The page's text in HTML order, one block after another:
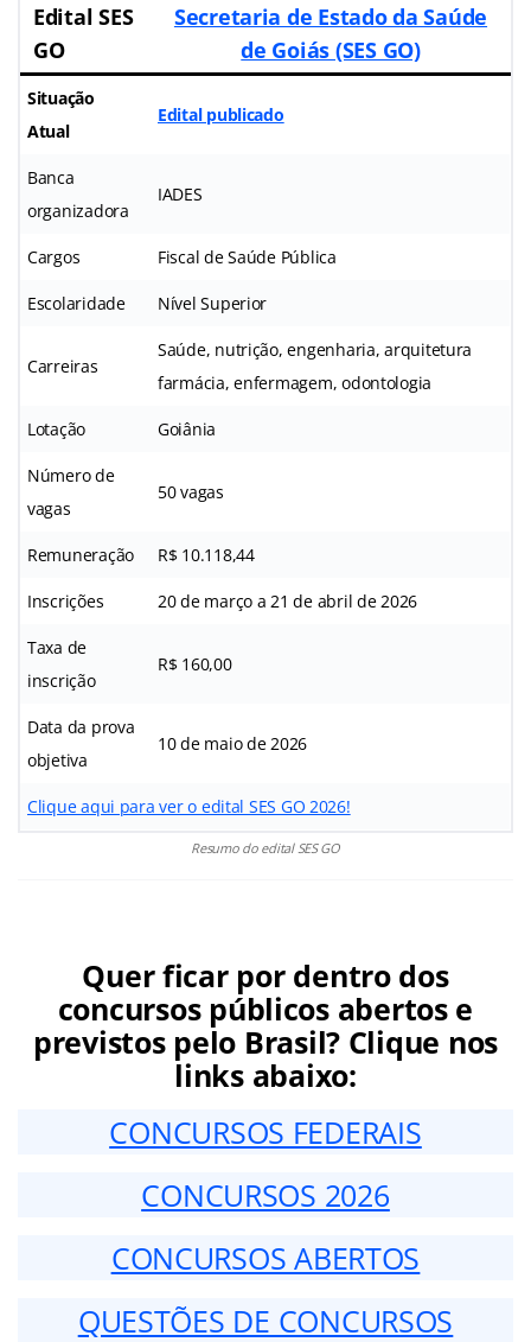
Edital SES
GO
Secretaria de Estado da Saúde
de Goiás (SES GO)
Situação
Atual
Edital publicado
Banca
organizadora
IADES
Cargos Fiscal de Saúde Pública
Escolaridade Nível Superior
Carreiras
Saúde, nutrição, engenharia, arquitetura
farmácia, enfermagem, odontologia
Lotação Goiânia
Número de
vagas
50 vagas
Remuneração R$ 10.118,44
Inscrições 20 de março a 21 de abril de 2026
Taxa de
inscrição
R$ 160,00
Data da prova
objetiva
10 de maio de 2026
Clique aqui para ver o edital SES GO 2026!
Resumo do edital SES GO
Quer ficar por dentro dos
concursos públicos abertos e
previstos pelo Brasil? Clique nos
links abaixo:
CONCURSOS FEDERAIS
CONCURSOS 2026
CONCURSOS ABERTOS
QUESTÕES DE CONCURSOS